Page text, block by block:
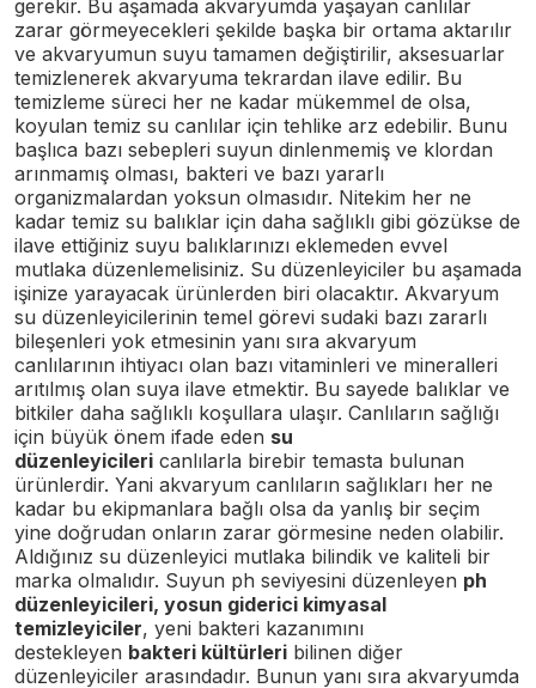
gerekir. Bu aşamada akvaryumda yaşayan canlılar
zarar görmeyecekleri şekilde başka bir ortama aktarılır
ve akvaryumun suyu tamamen değiştirilir, aksesuarlar
temizlenerek akvaryuma tekrardan ilave edilir. Bu
temizleme süreci her ne kadar mükemmel de olsa,
koyulan temiz su canlılar için tehlike arz edebilir. Bunu
başlıca bazı sebepleri suyun dinlenmemiş ve klordan
arınmamış olması, bakteri ve bazı yararlı
organizmalardan yoksun olmasıdır. Nitekim her ne
kadar temiz su balıklar için daha sağlıklı gibi gözükse de
ilave ettiğiniz suyu balıklarınızı eklemeden evvel
mutlaka düzenlemelisiniz. Su düzenleyiciler bu aşamada
işinize yarayacak ürünlerden biri olacaktır. Akvaryum
su düzenleyicilerinin temel görevi sudaki bazı zararlı
bileşenleri yok etmesinin yanı sıra akvaryum
canlılarının ihtiyacı olan bazı vitaminleri ve mineralleri
arıtılmış olan suya ilave etmektir. Bu sayede balıklar ve
bitkiler daha sağlıklı koşullara ulaşır. Canlıların sağlığı
için büyük önem ifade eden su
düzenleyicileri canlılarla birebir temasta bulunan
ürünlerdir. Yani akvaryum canlıların sağlıkları her ne
kadar bu ekipmanlara bağlı olsa da yanlış bir seçim
yine doğrudan onların zarar görmesine neden olabilir.
Aldığınız su düzenleyici mutlaka bilindik ve kaliteli bir
marka olmalıdır. Suyun ph seviyesini düzenleyen ph
düzenleyicileri, yosun giderici kimyasal
temizleyiciler, yeni bakteri kazanımını
destekleyen bakteri kültürleri bilinen diğer
düzenleyiciler arasındadır. Bunun yanı sıra akvaryumda